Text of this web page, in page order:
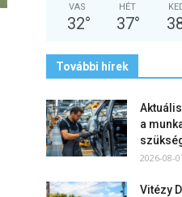
VAS
32°
HÉT
37°
További hírek
a
2026-08-
Vitézy